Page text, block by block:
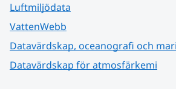
Luftmiljödata
VattenWebb
Datavärdskap, oceanografi och
Datavärdskap för atmosfärkemi